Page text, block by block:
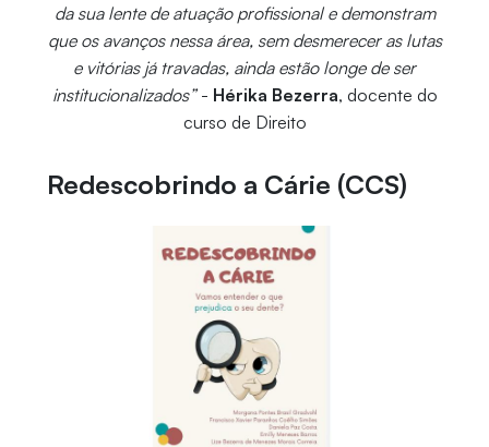
da sua lente de atuação profissional e demonstram
que os avanços nessa área, sem desmerecer as lutas
e vitórias já travadas, ainda estão longe de ser
institucionalizados”- Hérika Bezerra, docente do
curso de Direito
Redescobrindo a Cárie (CCS)